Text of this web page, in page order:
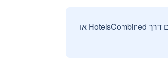
אנחנו אוספים ומציגים ביקורות וחוות דעת רק מהזמנות מאומתות שבוצעו על ידי משתמשים אמיתיים דרך HotelsCombined או